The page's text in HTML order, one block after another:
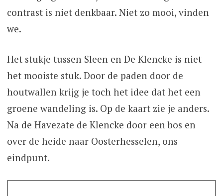
contrast is niet denkbaar. Niet zo mooi, vinden
we.
Het stukje tussen Sleen en De Klencke is niet
het mooiste stuk. Door de paden door de
houtwallen krijg je toch het idee dat het een
groene wandeling is. Op de kaart zie je anders.
Na de Havezate de Klencke door een bos en
over de heide naar Oosterhesselen, ons
eindpunt.